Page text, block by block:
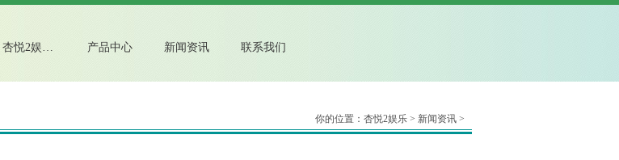
杏悦2娱乐介绍 产品中心 新闻资讯 联系我们
你的位置： 杏悦2娱乐 > 新闻资讯 >